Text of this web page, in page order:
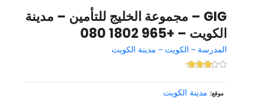
GIG – مجموعة الخليج للتأمين – مدينة
الكويت – +965 1802 080
المدرسة – الكويت – مدينة الكويت
موقع مدينة الكويت